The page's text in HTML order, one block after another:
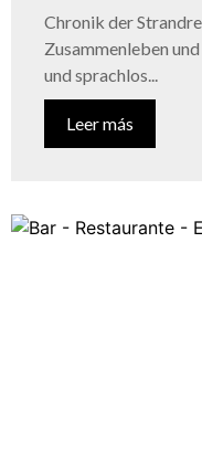
Chronik der
Zusammenleben
und sprachlos...
Leer más